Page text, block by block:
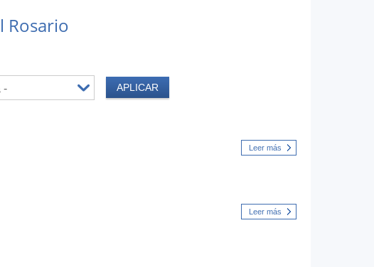
Rosario
Leer más
Leer más